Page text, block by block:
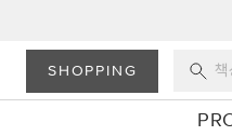
SHOPPING